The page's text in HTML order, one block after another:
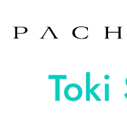
Toki